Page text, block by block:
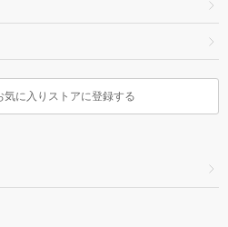
気に入りストアに登録する